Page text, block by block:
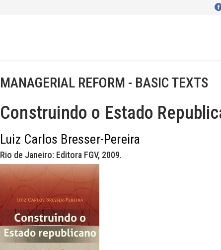
MANAGERIAL REFORM - BASIC TEXTS
Construindo o Estado
Luiz Carlos Bresser-Pereira
Rio de Janeiro: Editora FGV, 2009.